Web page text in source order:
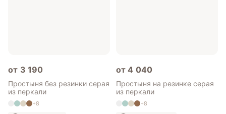
от 3 190
Простыня без резинки серая
из перкали
+8
от 4 040
Простыня на резинке серая
из перкали
+8